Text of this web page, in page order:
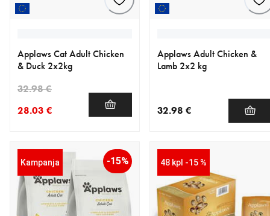
Applaws Cat Adult Chicken
& Duck 2x2kg
28.03 €
32.98 €
Applaws Adult Chicken &
Lamb 2x2 kg
32.98 €
Kampanja -15% 48 kpl -15 %